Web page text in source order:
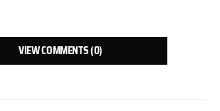
VIEW COMMENTS (0)